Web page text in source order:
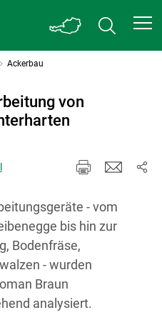
Ackerbau
von
- vom
bis hin zur
Bodenfräse,
- wurden
Braun
analysiert.